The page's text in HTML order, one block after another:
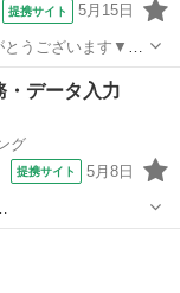
提携サイト 5月15日
とうございます▼・
服装で働ける ◆残
・データ入力
グ
提携サイト 5月8日
/金 などから選べま
...